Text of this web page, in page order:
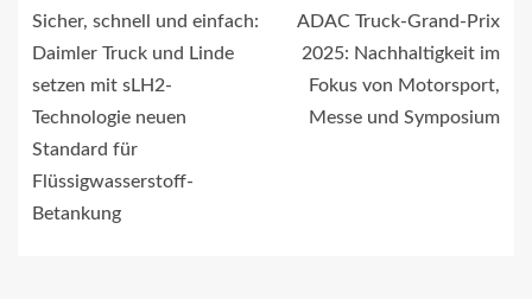
Sicher, schnell und einfach:
Daimler Truck und Linde
setzen mit sLH2-
Technologie neuen
Standard für
Flüssigwasserstoff-
Betankung
ADAC Truck-Grand-Prix
2025: Nachhaltigkeit im
Fokus von Motorsport,
Messe und Symposium